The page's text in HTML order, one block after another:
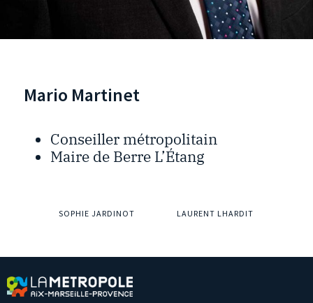
Mario Martinet
Conseiller métropolitain
Maire de Berre L’Étang
SOPHIE JARDINOT LAURENT LHARDIT